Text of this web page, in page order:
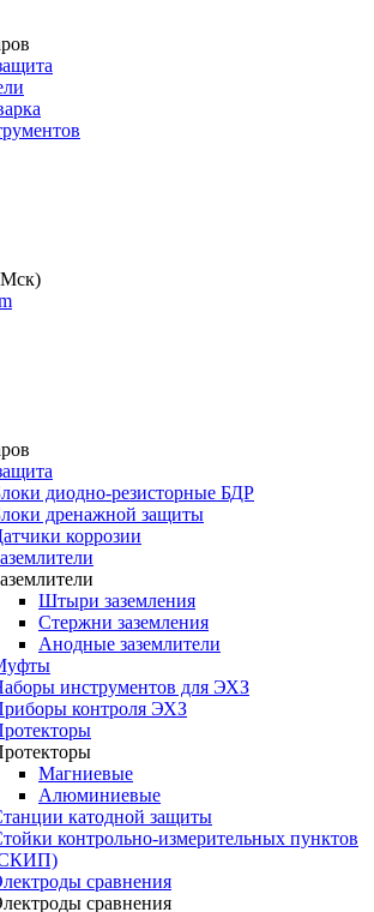
диодно-резисторные БДР
дренажной защиты
коррозии
Штыри заземления
Стержни заземления
Анодные заземлители
инструментов для ЭХЗ
контроля ЭХЗ
Магниевые
Алюминиевые
катодной защиты
контрольно-измерительных пунктов
сравнения
сравнения